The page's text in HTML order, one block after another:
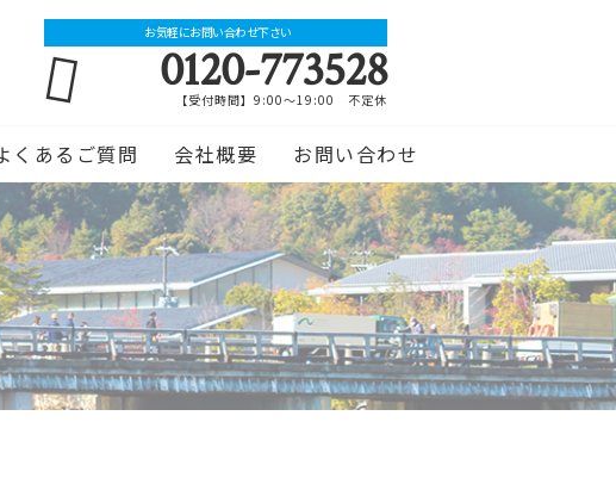
お気軽にお問い合わせ下さい
0120-773528
【受付時間】9:00～19:00 不定休
くあるご質問 会社概要 お問い合わせ